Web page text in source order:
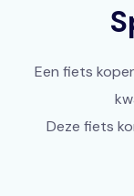
Een fiets
Deze fiets